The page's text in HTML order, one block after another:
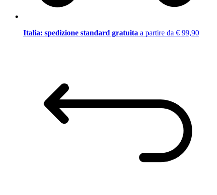
Italia: spedizione standard gratuita a partire da € 99,90